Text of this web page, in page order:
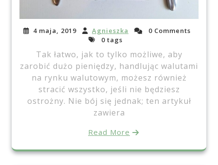
4 maja, 2019 Agnieszka
0 Comments
0 tags
Tak łatwo, jak to tylko możliwe, aby
zarobić dużo pieniędzy, handlując walutami
na rynku walutowym, możesz również
stracić wszystko, jeśli nie będziesz
ostrożny. Nie bój się jednak; ten artykuł
zawiera
Read More